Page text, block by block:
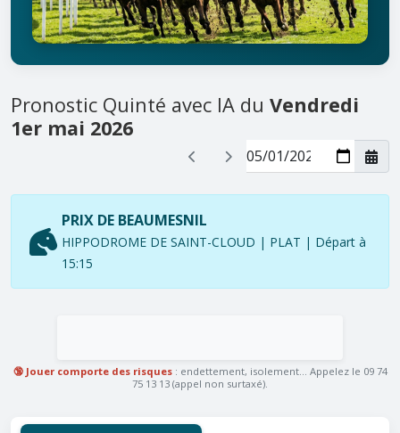
Pronostic Quinté avec IA du Vendredi
1er mai 2026
PRIX DE BEAUMESNIL
HIPPODROME DE SAINT-CLOUD | PLAT | Départ à
15:15
🔞 Jouer comporte des risques: endettement, isolement... Appelez le 09 74
75 13 13 (appel non surtaxé).